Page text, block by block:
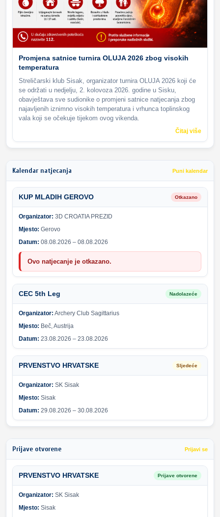
Promjena satnice turnira OLUJA 2026 zbog visokih
temperatura
Streličarski klub Sisak, organizator turnira OLUJA 2026 koji će
se održati u nedjelju, 2. kolovoza 2026. godine u Sisku,
obavještava sve sudionike o promjeni satnice natjecanja zbog
najavljenih iznimno visokih temperatura i vrhunca toplinskog
vala koji se očekuje tijekom ovog vikenda.
Čitaj više
Kalendar natjecanja Puni kalendar
KUP MLADIH GEROVO Otkazano
Organizator: 3D CROATIA PREZID
Mjesto: Gerovo
Datum: 08.08.2026 – 08.08.2026
Ovo natjecanje je otkazano.
CEC 5th Leg Nadolazeće
Organizator: Archery Club Sagittarius
Mjesto: Beč, Austrija
Datum: 23.08.2026 – 23.08.2026
PRVENSTVO HRVATSKE Sljedeće
Organizator: SK Sisak
Mjesto: Sisak
Datum: 29.08.2026 – 30.08.2026
Prijave otvorene Prijavi se
PRVENSTVO HRVATSKE Prijave otvorene
Organizator: SK Sisak
Mjesto: Sisak